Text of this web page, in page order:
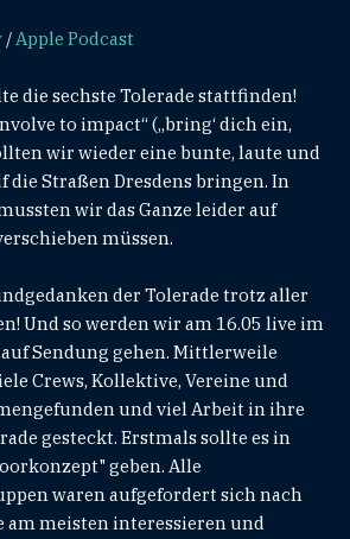
/Apple Podcast
die sechste Tolerade stattfinden!
to impact“ („bring‘ dich ein,
wir wieder eine bunte, laute und
die Straßen Dresdens bringen. In
wir das Ganze leider auf
müssen.
der Tolerade trotz aller
Und so werden wir am 16.05 live im
Sendung gehen. Mittlerweile
Crews, Kollektive, Vereine und
und viel Arbeit in ihre
gesteckt. Erstmals sollte es in
geben. Alle
waren aufgefordert sich nach
am meisten interessieren und